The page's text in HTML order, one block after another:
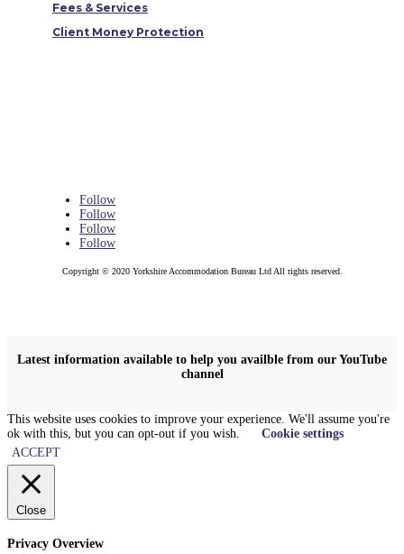
Fees & Services
Client Money Protection
Follow
Follow
Follow
Follow
Copyright © 2020 Yorkshire Accommodation Bureau Ltd All rights reserved.
Latest information available to help you availble from our YouTube
channel
This website uses cookies to improve your experience. We'll assume you're
ok with this, but you can opt-out if you wish.
Cookie settings
ACCEPT
Close
Privacy Overview